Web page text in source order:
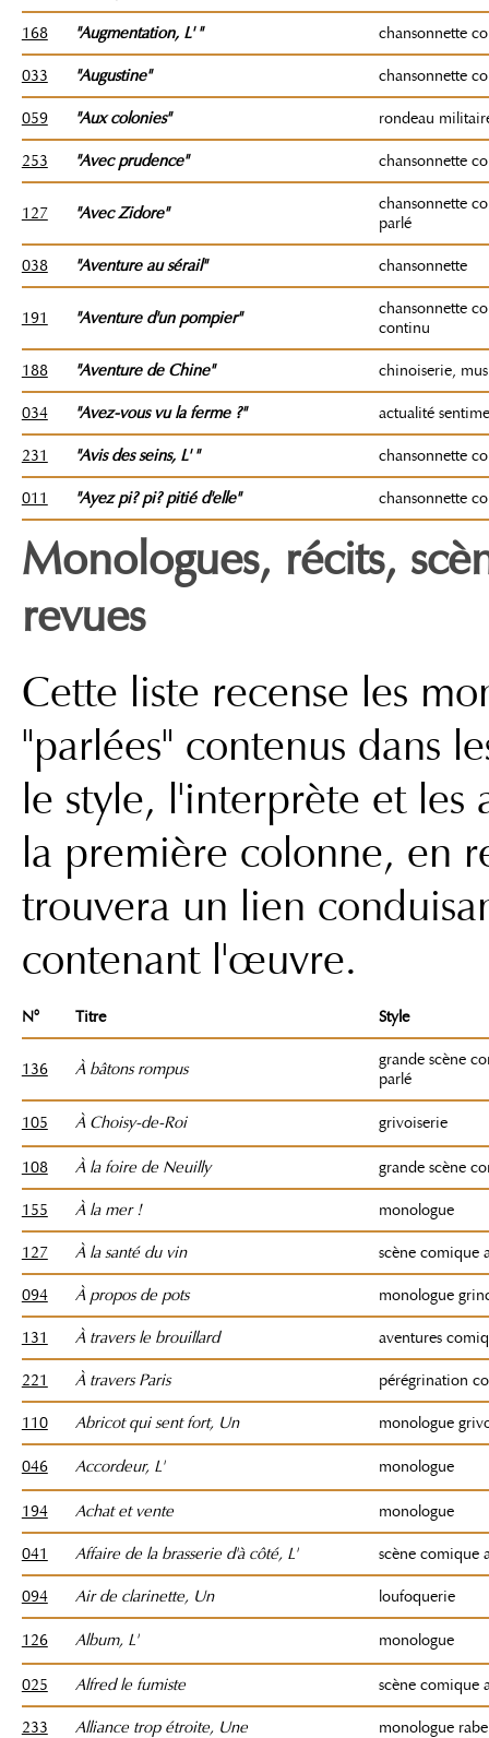
168 "Augmentation, L'" chansonnette
033 "Augustine" chansonnette
059 "Aux colonies" rondeau
253 "Avec prudence" chansonnette
127 "Avec Zidore"
chansonnette
parlé
038 "Aventure au sérail" chansonnette
191 "Aventure d'un pompier"
chansonnette
continu
188 "Aventure de Chine" chinoiserie,
034 "Avez-vous vu la ferme ?" actualité
231 "Avis des seins, L'" chansonnette
011 "Ayez pi? pi? pitié d'elle" chansonnette
Monologues, récits,
revues
Cette liste recense les
"parlées" contenus dans
le style, l'interprète et les
la première colonne, en
trouvera un lien
contenant l'œuvre.
N° Titre Style
136 À bâtons rompus
grande scène
parlé
105 À Choisy-de-Roi grivoiserie
108 À la foire de Neuilly grande scène
155 À la mer ! monologue
127 À la santé du vin scène comique
094 À propos de pots monologue
131 À travers le brouillard aventures
221 À travers Paris pérégrination
110 Abricot qui sent fort, Un monologue
046 Accordeur, L' monologue
194 Achat et vente monologue
041 Affaire de la brasserie d'à côté, L' scène comique
094 Air de clarinette, Un loufoquerie
126 Album, L' monologue
025 Alfred le fumiste scène comique
233 Alliance trop étroite, Une monologue